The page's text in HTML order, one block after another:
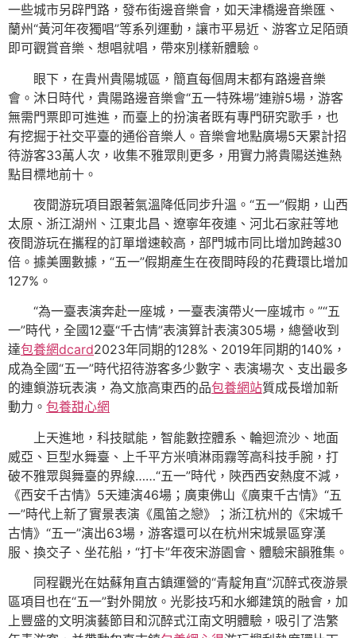
一些城市另辟門路，發布街邊音樂會，如天津橋邊音樂匯、
蘭州“黃河年夜獨唱”等系列運動，讓市平易近、游客立足陌頭
即可觀賞音樂、想唱就唱，帶來別樣新體驗。
眼下，在貴州貴陽城區，簡直每個周末都有路邊音樂
會。沐日時代，貴陽路邊音樂會“五一特殊場”連辦5場，游客
無需門票即可進進，而臺上的扮演者既有專門研究歌手，也
有挖掘于社交平臺的通俗音樂人。音樂會地點廣場5天累計招
待游客33萬人次，收集不雅眾則更多，用實力將貴陽送進熱
點目標地前十。
夜間游玩項目跟著氣溫降低同步升溫。“五一”假期，山西
太原、浙江湖州、江東北昌、遼寧年夜連、河北石家莊等地
夜間游玩在攜程的訂單增速較高，部門城市同比增加跨越30
倍。據美團數據，“五一”假期產生在夜間時段的花費環比增加
127%。
“為一臺表演奔赴一座城，一臺表演帶火一座城市。”“五
一”時代，全國12臺“千古情”表演算計表演305場，總營收到
達包養網dcard2023年同期的128%、2019年同期的140%，
成為全國“五一”時代招待游客多少數字、表演場次、支出最多
的連鎖游玩表演，為文旅高東西的品包養網站質成長增加新
動力。 包養甜心網
上天進地，科技賦能，智能數控體系、輪迴流沙、地面
威亞、巨型水舞臺、上千平方米噴淋雨霧等高科技手腕，打
破不雅眾與舞臺的界線……“五一”時代，陜西西安熱度不減，
《西安千古情》5天連演46場；廣東佛山《廣東千古情》“五
一”時代上新了實景表演《風笛之戀》；浙江杭州的《宋城千
古情》“五一”演出63場，游客還可以在杭州宋城景區穿漢
服、換交子、坐花船，“打卡”年夜宋游園會、體驗宋韻雅集。
同程觀光在姑蘇甪直古鎮運營的“青靛甪直”沉醉式夜游景
區項目也在“五一”對外開放。光影技巧和水鄉建筑的融會，加
上豐盛的文明演藝節目和沉醉式江南文明體驗，吸引了浩繁